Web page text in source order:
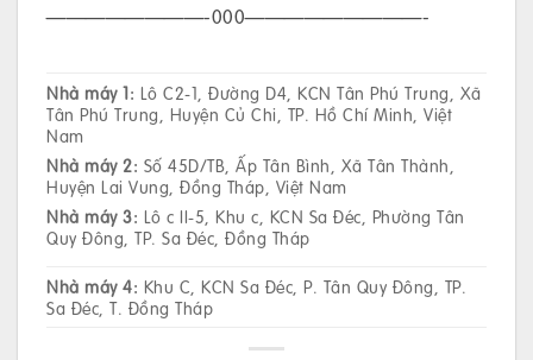
————————-000—————————-
Nhà máy 1: Lô C2-1, Đường D4, KCN Tân Phú Trung, Xã
Tân Phú Trung, Huyện Củ Chi, TP. Hồ Chí Minh, Việt
Nam
Nhà máy 2: Số 45D/TB, Ấp Tân Bình, Xã Tân Thành,
Huyện Lai Vung, Đồng Tháp, Việt Nam
Nhà máy 3: Lô c II-5, Khu c, KCN Sa Đéc, Phường Tân
Quy Đông, TP. Sa Đéc, Đồng Tháp
Nhà máy 4: Khu C, KCN Sa Đéc, P. Tân Quy Đông, TP.
Sa Đéc, T. Đồng Tháp